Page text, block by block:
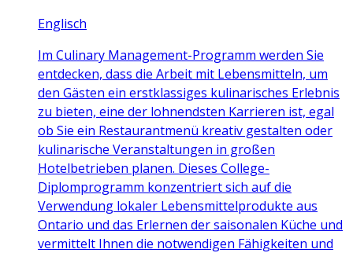
Englisch
Im Culinary Management-Programm werden Sie
entdecken, dass die Arbeit mit Lebensmitteln, um
den Gästen ein erstklassiges kulinarisches Erlebnis
zu bieten, eine der lohnendsten Karrieren ist, egal
ob Sie ein Restaurantmenü kreativ gestalten oder
kulinarische Veranstaltungen in großen
Hotelbetrieben planen. Dieses College-
Diplomprogramm konzentriert sich auf die
Verwendung lokaler Lebensmittelprodukte aus
Ontario und das Erlernen der saisonalen Küche und
vermittelt Ihnen die notwendigen Fähigkeiten und